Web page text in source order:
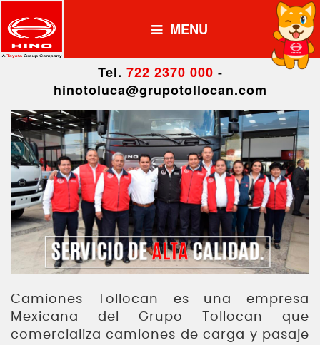
MENU
Tel. 722 2370 000 -
hinotoluca@grupotollocan.com
Camiones Tollocan es una empresa
Mexicana del Grupo Tollocan que
comercializa camiones de carga y pasaje